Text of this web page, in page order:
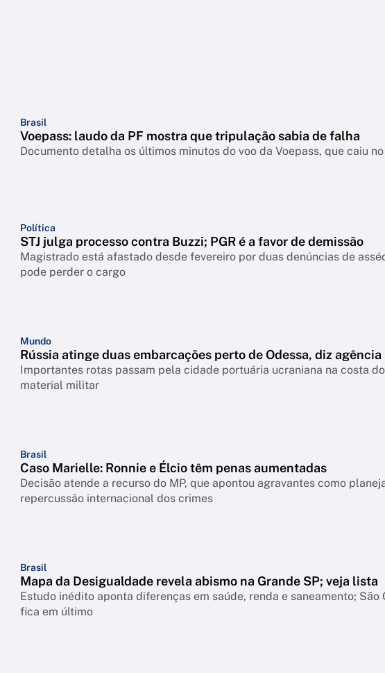
Brasil
Voepass: laudo da PF mostra que tripulação sabia de falha
Documento detalha os últimos minutos do voo da Voepass, que caiu
Política
STJ julga processo contra Buzzi; PGR é a favor de demissão
Magistrado está afastado desde fevereiro por duas denúncias de
pode perder o cargo
Mundo
Rússia atinge duas embarcações perto de Odessa, diz agência
Importantes rotas passam pela cidade portuária ucraniana na costa
material militar
Brasil
Caso Marielle: Ronnie e Élcio têm penas aumentadas
Decisão atende a recurso do MP, que apontou agravantes como
repercussão internacional dos crimes
Brasil
Mapa da Desigualdade revela abismo na Grande SP; veja lista
Estudo inédito aponta diferenças em saúde, renda e saneamento;
fica em último